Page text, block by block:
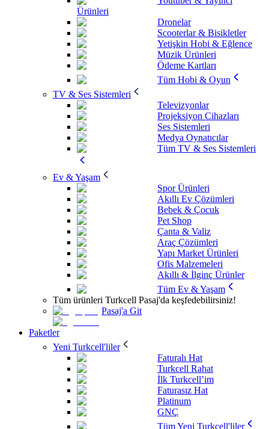
Ürünleri
Dronelar
Scooterlar & Bisikletler
Yetişkin Hobi & Eğlence
Müzik Ürünleri
Ödeme Kartları
Tüm Hobi & Oyun
TV & Ses Sistemleri
Televizyonlar
Projeksiyon Cihazları
Ses Sistemleri
Medya Oynatıcılar
Tüm TV & Ses Sistemleri
Ev & Yaşam
Spor Ürünleri
Akıllı Ev Çözümleri
Bebek & Çocuk
Pet Shop
Çanta & Valiz
Araç Çözümleri
Yapı Market Ürünleri
Ofis Malzemeleri
Akıllı & İlginç Ürünler
Tüm Ev & Yaşam
Tüm ürünleri Turkcell Pasaj'da keşfedebilirsiniz!
Pasaj'a Git
Paketler
Yeni Turkcell'liler
Faturalı Hat
Turkcell Rahat
İlk Turkcell’im
Faturasız Hat
Platinum
GNÇ
Tüm Yeni Turkcell'liler